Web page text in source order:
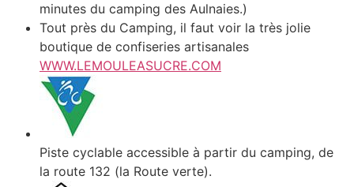
minutes du camping des Aulnaies.)
Tout près du Camping, il faut voir la très jolie
boutique de confiseries artisanales
WWW.LEMOULEASUCRE.COM
Piste cyclable accessible à partir du camping, de
la route 132 (la Route verte).